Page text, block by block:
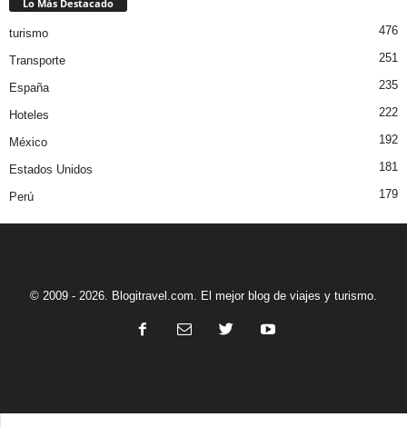
Lo Más Destacado
turismo 476
Transporte 251
España 235
Hoteles 222
México 192
Estados Unidos 181
Perú 179
© 2009 - 2026. Blogitravel.com. El mejor blog de viajes y turismo.